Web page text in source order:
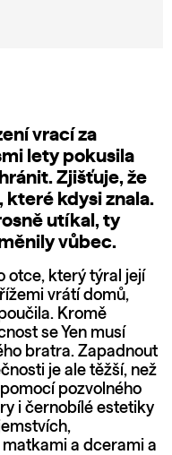
vrací za
lety pokusila
Zjišťuje, že
které kdysi znala.
utíkal, ty
vůbec.
otce, který týral její
vrátí domů,
Kromě
se Yen musí
bratra. Zapadnout
je ale těžší, než
pozvolného
i černobílé estetiky
a dcerami a